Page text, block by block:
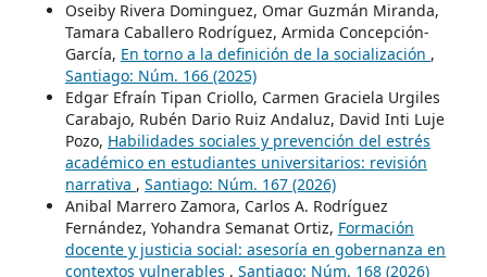
Oseiby Rivera Dominguez, Omar Guzmán Miranda,
Tamara Caballero Rodríguez, Armida Concepción-
García, En torno a la definición de la socialización ,
Santiago: Núm. 166 (2025)
Edgar Efraín Tipan Criollo, Carmen Graciela Urgiles
Carabajo, Rubén Dario Ruiz Andaluz, David Inti Luje
Pozo, Habilidades sociales y prevención del estrés
académico en estudiantes universitarios: revisión
narrativa , Santiago: Núm. 167 (2026)
Anibal Marrero Zamora, Carlos A. Rodríguez
Fernández, Yohandra Semanat Ortiz, Formación
docente y justicia social: asesoría en gobernanza en
contextos vulnerables , Santiago: Núm. 168 (2026)